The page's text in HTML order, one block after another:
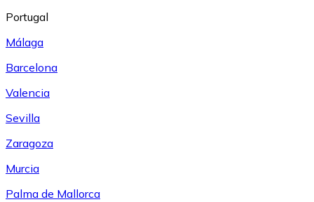
Portugal
Málaga
Barcelona
Valencia
Sevilla
Zaragoza
Murcia
Palma de Mallorca